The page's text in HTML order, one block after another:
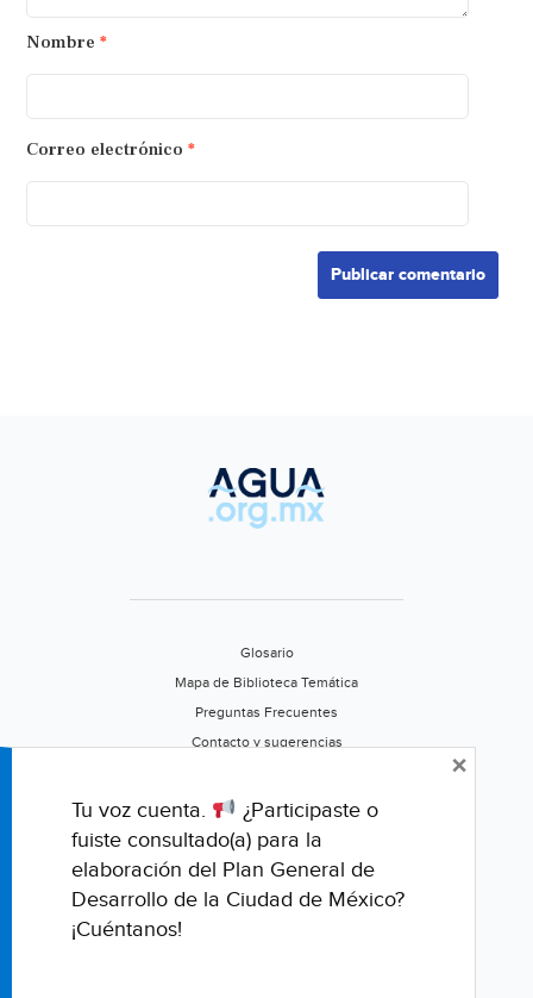
Nombre *
Correo electrónico *
Glosario
Mapa de Biblioteca Temática
Preguntas Frecuentes
Contacto y sugerencias
Califica este portal
Tu voz cuenta.
¿Participaste o
fuiste consultado(a) para la
elaboración del Plan General de
Desarrollo de la Ciudad de México?
¡Cuéntanos!
×